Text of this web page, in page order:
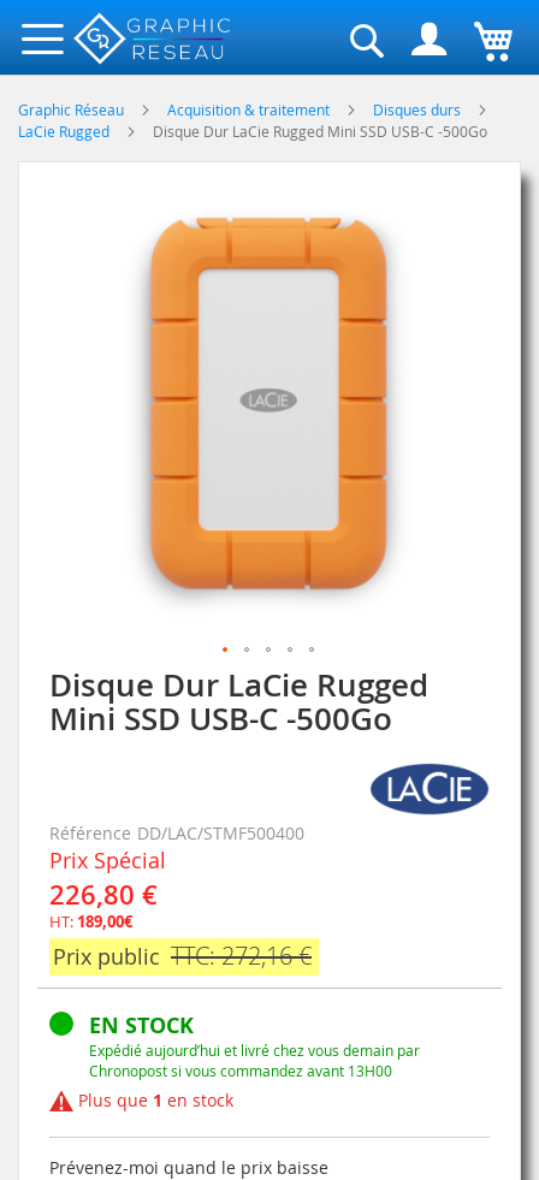
Rechercher
Graphic Réseau Acquisition & traitement
Disques durs
LaCie Rugged
Disque Dur LaCie Rugged Mini SSD USB-C -500Go
Disque Dur LaCie Rugged
Mini SSD USB-C -500Go
Référence DD/LAC/STMF500400
Prix Spécial
226,80 €
HT: 189,00€
Prix public TTC: 272,16 €
EN STOCK
Expédié aujourd’hui et livré chez vous demain par
Chronopost si vous commandez avant 13H00
Plus que 1 en stock
Prévenez-moi quand le prix baisse
Skip
to
the
images
gallery